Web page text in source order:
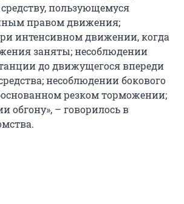
пользующемуся
правом движения;
интенсивном движении, когда
заняты; несоблюдении
до движущегося впереди
несоблюдении бокового
резком торможении;
обгону», – говорилось в